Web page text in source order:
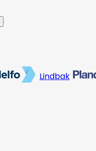
Lindbak